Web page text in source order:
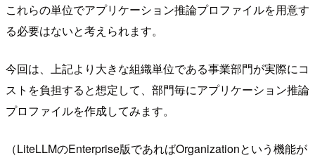
これらの単位でアプリケーション推論プロファイルを用意す
る必要はないと考えられます。
今回は、上記より大きな組織単位である事業部門が実際にコ
ストを負担すると想定して、部門毎にアプリケーション推論
プロファイルを作成してみます。
（LiteLLMのEnterprise版であればOrganizationという機能が